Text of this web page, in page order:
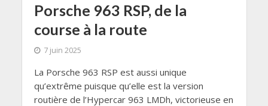
Porsche 963 RSP, de la
course à la route
7 juin 2025
La Porsche 963 RSP est aussi unique
qu’extrême puisque qu’elle est la version
routière de l’Hypercar 963 LMDh, victorieuse en